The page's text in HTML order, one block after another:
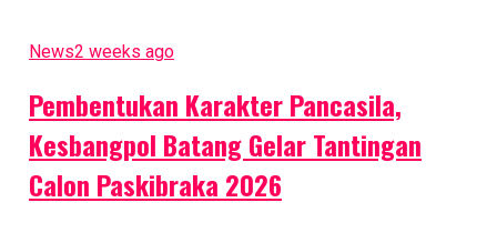
News2 weeks ago
Pembentukan Karakter Pancasila,
Kesbangpol Batang Gelar Tantingan
Calon Paskibraka 2026